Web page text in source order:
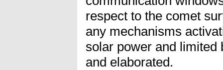
respect to the comet
any mechanisms
solar power and limited
and elaborated.